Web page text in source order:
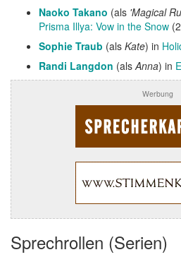
Naoko Takano (als 'Magical
Prisma Illya: Vow in the Snow
Sophie Traub (als Kate) in
Randi Langdon (als Anna) in
Werbung
Sprechrollen (Serien)